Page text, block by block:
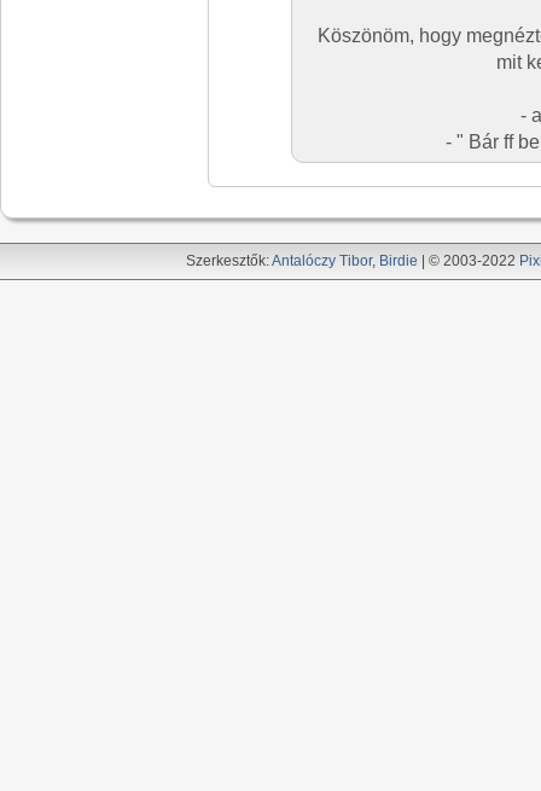
Köszönöm, hogy
mit
-
- " Bár ff
Szerkesztők:Antalóczy Tibor, Birdie | © 2003-2022